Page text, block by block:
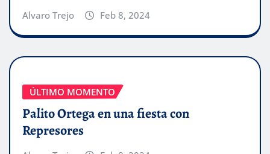
Alvaro Trejo Feb 8, 2024
ÚLTIMO MOMENTO
Palito Ortega en una fiesta con
Represores